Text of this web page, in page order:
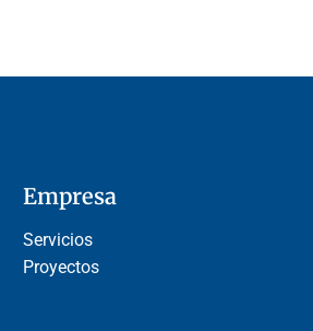
Empresa
Servicios
Proyectos